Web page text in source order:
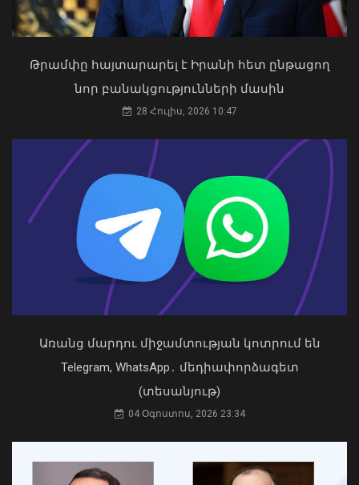
Հարավային Կովկասն այսօր ավելի
անվտանգ, բարեկեցիկ և կայուն է.
ԱՄՆ նախագահի հատուկ բանագնաց
09 Օգոստոս, 2026 12:24
«Ուժեղ Հայաստան»-ը դեմ է
քվեարկելու ԱԺ նախագահի
պաշտոնում Ռուբեն Ռուբինյանի
03 Օգոստոս, 2026 13:13
Դուք 5 տարի ինձնից փախած եք ման
եկել. Կոնջորյանը՝ «Հայաստան»
դաշինքի պատգամավորներին
04 Օգոստոս, 2026 15:53
Թրամփը հայտարարել է Իրանի հետ ընթացող
նոր բանակցությունների մասին
28 Հուլիս, 2026 10:47
Առանց մարդու միջամտության կոտրում են
Telegram, WhatsApp․ մեդիափորձագետ
(տեսանյութ)
04 Օգոստոս, 2026 23:34